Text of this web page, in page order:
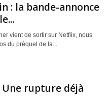
: la bande-annonce
vient de sortir sur Netflix, nous
du préquel de la...
Une rupture déjà